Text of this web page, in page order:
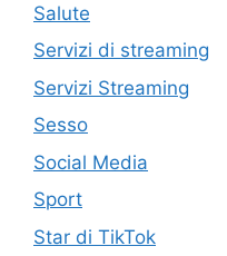
Salute
Servizi di streaming
Servizi Streaming
Sesso
Social Media
Sport
Star di TikTok